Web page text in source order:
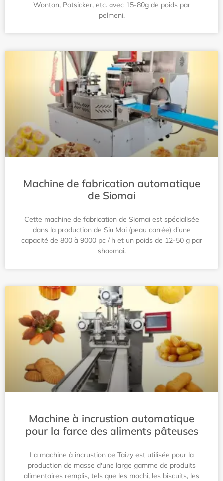
Wonton, Potsicker, etc. avec 15-80g de poids par
pelmeni.
Machine de fabrication automatique
de Siomai
Cette machine de fabrication de Siomai est spécialisée
dans la production de Siu Mai (peau carrée) d'une
capacité de 800 à 9000 pc / h et un poids de 12-50 g par
shaomai.
Machine à incrustion automatique
pour la farce des aliments pâteuses
La machine à incrustion de Taizy est utilisée pour la
production de masse d'une large gamme de produits
alimentaires remplis, tels que les mochi, les biscuits, les